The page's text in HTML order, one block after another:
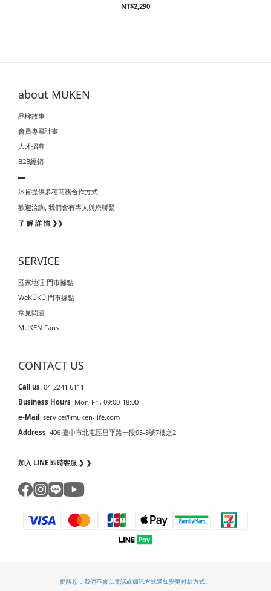
NT$2,290
about MUKEN
品牌故事
會員專屬計畫
人才招募
B2B經銷
▬
沐肯提供多種商務合作方式
歡迎洽詢, 我們會有專人與您聯繫
了 解 詳 情 ❯❯
SERVICE
國家地理 門市據點
WeKÜKÜ 門市據點
常見問題
MUKEN Fans
CONTACT US
Call us 04-2241 6111
Business Hours Mon-Fri, 09:00-18:00
e-Mail service@muken-life.com
Address 406 臺中市北屯區昌平路一段95-8號7樓之2
加入 LINE 即時客服 ❯ ❯
提醒您，我們不會以電話或簡訊方式通知變更付款方式。